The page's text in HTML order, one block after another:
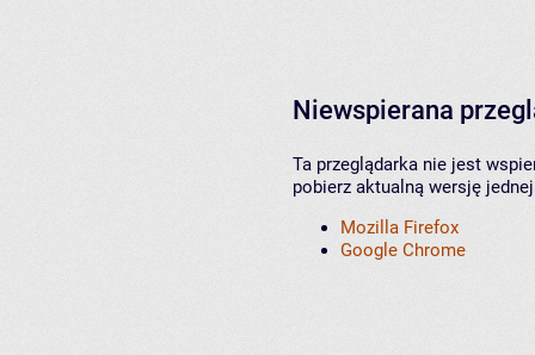
Niewspierana
Ta przeglądarka nie jest
pobierz aktualną wersję
Mozilla Firefox
Google Chrome